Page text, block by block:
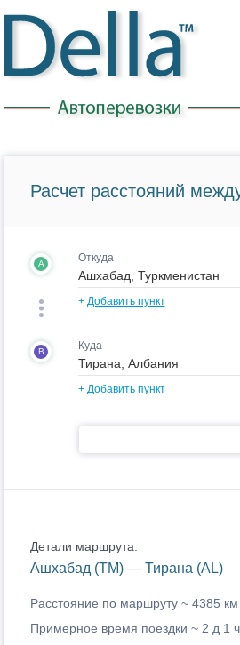
Расчет расстояний
A Откуда
+ Добавить пункт
B Куда
+ Добавить пункт
Детали маршрута:
Ашхабад (TM) — Тирана (AL)
Расстояние по маршруту ~ 4385 км
Примерное время поездки ~ 2 д 1